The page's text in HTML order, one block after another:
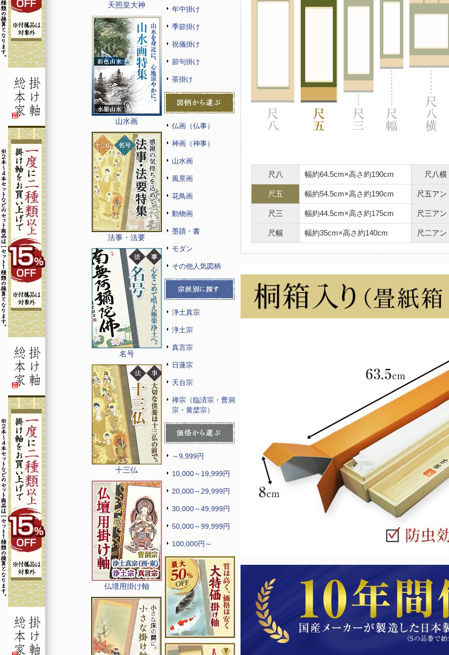
天照皇大神
山水画
法事・法要
名号
十三仏
仏壇用掛け軸
年中掛け
季節掛け
祝儀掛け
節句掛け
茶掛け
仏画（仏事）
神画（神事）
山水画
風景画
花鳥画
動物画
墨蹟・書
モダン
その他人気図柄
浄土真宗
浄土宗
真言宗
日蓮宗
天台宗
禅宗（臨済宗・曹洞
宗・黄檗宗）
～9,999円
10,000～19,999円
20,000～29,999円
30,000～49,999円
50,000～99,999円
100,000円～
尺八 幅約64.5cm×高さ約190cm
尺五 幅約54.5cm×高さ約190cm
尺三 幅約44.5cm×高さ約175cm
尺幅 幅約35cm×高さ約140cm
尺八横
尺五アン
尺三アン
尺二アン